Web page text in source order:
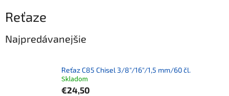
Reťaze
Najpredávanejšie
Reťaz C85 Chisel 3/8"/16"/1,5 mm/60 čl.
Skladom
€24,50